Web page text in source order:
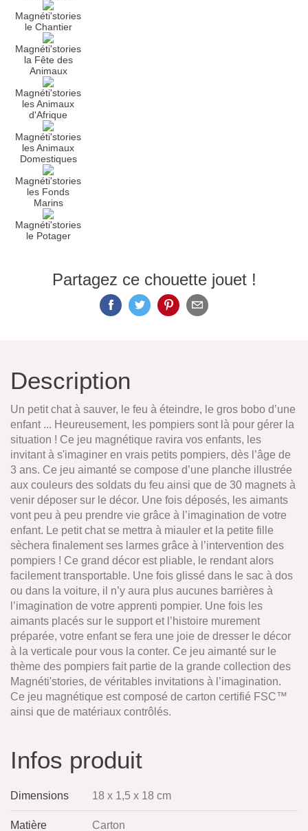
Magnéti'stories
le Chantier
Magnéti'stories
la Fête des
Animaux
Magnéti'stories
les Animaux
d'Afrique
Magnéti'stories
les Animaux
Domestiques
Magnéti'stories
les Fonds
Marins
Magnéti'stories
le Potager
Partagez ce chouette jouet !
Description
Un petit chat à sauver, le feu à éteindre, le gros bobo d’une
enfant ... Heureusement, les pompiers sont là pour gérer la
situation ! Ce jeu magnétique ravira vos enfants, les
invitant à s'imaginer en vrais petits pompiers, dès l’âge de
3 ans. Ce jeu aimanté se compose d’une planche illustrée
aux couleurs des soldats du feu ainsi que de 30 magnets à
venir déposer sur le décor. Une fois déposés, les aimants
vont peu à peu prendre vie grâce à l’imagination de votre
enfant. Le petit chat se mettra à miauler et la petite fille
sèchera finalement ses larmes grâce à l’intervention des
pompiers ! Ce grand décor est pliable, le rendant alors
facilement transportable. Une fois glissé dans le sac à dos
ou dans la voiture, il n’y aura plus aucunes barrières à
l’imagination de votre apprenti pompier. Une fois les
aimants placés sur le support et l’histoire murement
préparée, votre enfant se fera une joie de dresser le décor
à la verticale pour vous la conter. Ce jeu aimanté sur le
thème des pompiers fait partie de la grande collection des
Magnéti'stories, de véritables invitations à l’imagination.
Ce jeu magnétique est composé de carton certifié FSC™
ainsi que de matériaux contrôlés.
Infos produit
Dimensions 18 x 1,5 x 18 cm
Matière Carton